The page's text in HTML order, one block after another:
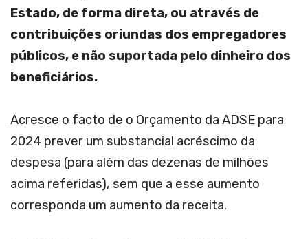
Estado, de forma direta, ou através de
contribuições oriundas dos empregadores
públicos, e não suportada pelo dinheiro dos
beneficiários.
Acresce o facto de o Orçamento da ADSE para
2024 prever um substancial acréscimo da
despesa (para além das dezenas de milhões
acima referidas), sem que a esse aumento
corresponda um aumento da receita.